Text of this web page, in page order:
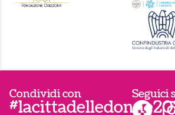
Condividi con Seguici